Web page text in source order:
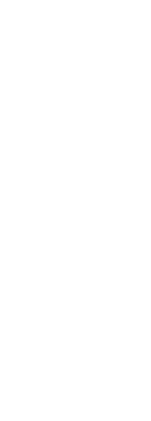
預測下個月的收
記錄的值序列,例
節性等模式,並將
與下限會定義預